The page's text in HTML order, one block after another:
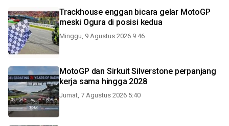
Trackhouse enggan bicara gelar MotoGP
meski Ogura di posisi kedua
Minggu, 9 Agustus 2026 9:46
MotoGP dan Sirkuit Silverstone perpanjang
kerja sama hingga 2028
Jumat, 7 Agustus 2026 5:40